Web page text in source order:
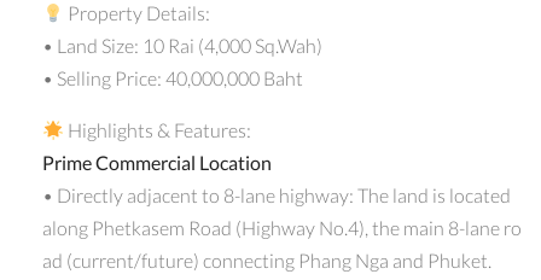
Property Details:
• Land Size: 10 Rai (4,000 Sq.Wah)
• Selling Price: 40,000,000 Baht
Highlights & Features:
Prime Commercial Location
• Directly adjacent to 8-lane highway: The land is located
along Phetkasem Road (Highway No.4), the main 8-lane ro
ad (current/future) connecting Phang Nga and Phuket.